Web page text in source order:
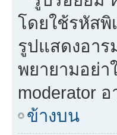
โดยใช้รหัสพิ
รูปแสดงอา
พยายามอย่า
moderator
ข้างบน